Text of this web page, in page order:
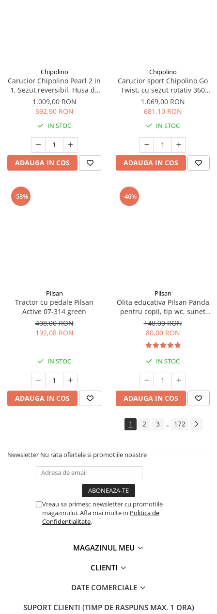
Chipolino
Carucior Chipolino Pearl 2 in
1, Sezut reversibil, Husa de
picioare, Gentuta parinti,
Pana la 22 kg, Noir
1.009,00 RON
592,90 RON
IN STOC
ADAUGA IN COS
Chipolino
Carucior sport Chipolino Go
Twist, cu sezut rotativ 360
grade, pliere cu o singura
mana, pana la 22 kg, Latte
1.069,00 RON
681,10 RON
IN STOC
ADAUGA IN COS
-53%
Pilsan
Tractor cu pedale Pilsan
Active 07-314 green
408,00 RON
192,08 RON
IN STOC
ADAUGA IN COS
-46%
Pilsan
Olita educativa Pilsan Panda
pentru copii, tip wc, sunet
sifon, suport hartie
148,00 RON
80,00 RON
IN STOC
ADAUGA IN COS
1 2 3 ... 172
Newsletter Nu rata ofertele si promotiile noastre
Vreau sa primesc newsletter cu promotiile
magazinului. Afla mai multe in Politica de
Confidentialitate.
MAGAZINUL MEU
CLIENTI
DATE COMERCIALE
SUPORT CLIENTI (TIMP DE RASPUNS MAX. 1 ORA)